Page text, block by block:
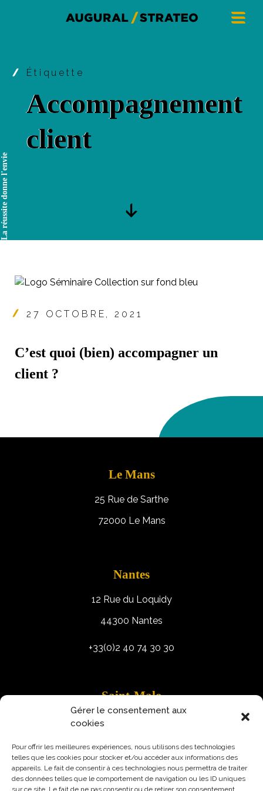
Gérer le consentement aux
cookies
Pour offrir les meilleures expériences, nous utilisons des technologies
telles que les cookies pour stocker et/ou accéder aux informations des
appareils. Le fait de consentir à ces technologies nous permettra de traiter
des données telles que le comportement de navigation ou les ID uniques
sur ce site. Le fait de ne pas consentir ou de retirer son consentement
La réussite donne l'envie
Étiquette
Accompagnement
client
27 OCTOBRE, 2021
C’est quoi (bien) accompagner un
client ?
Le Mans
25 Rue de Sarthe
72000 Le Mans
Nantes
12 Rue du Loquidy
44300 Nantes
+33(0)2 40 74 30 30
Saint-Malo
9 Rue Robert Schuman
35400 Saint-Malo